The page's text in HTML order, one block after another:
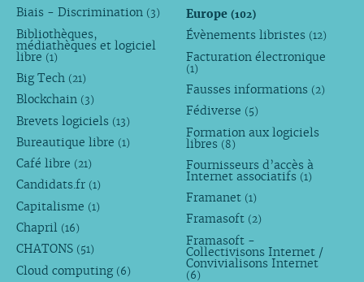
Biais - Discrimination (3)
Bibliothèques,
médiathèques et logiciel
libre (1)
Big Tech (21)
Blockchain (3)
Brevets logiciels (13)
Bureautique libre (1)
Café libre (21)
Candidats.fr (1)
Capitalisme (1)
Chapril (16)
CHATONS (51)
Cloud computing (6)
Europe(102)
Évènements libristes (12)
Facturation électronique
(1)
Fausses informations (2)
Fédiverse (5)
Formation aux logiciels
libres (8)
Fournisseurs d’accès à
Internet associatifs (1)
Framanet (1)
Framasoft (2)
Framasoft -
Collectivisons Internet /
Convivialisons Internet
(6)